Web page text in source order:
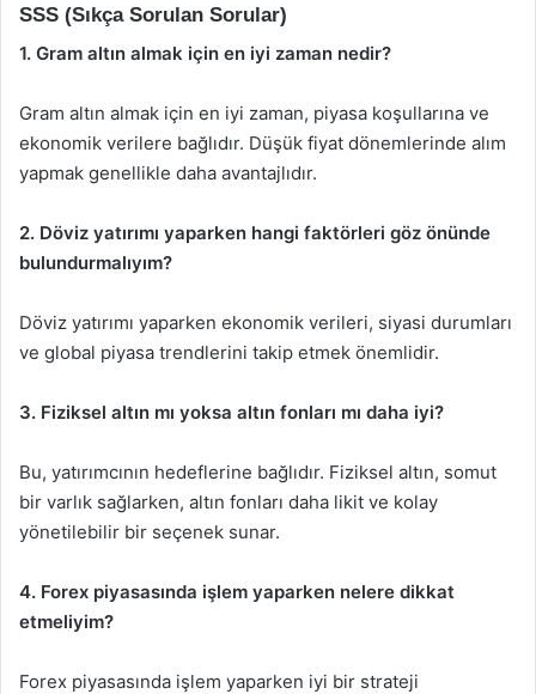
SSS (Sıkça Sorulan Sorular)
1. Gram altın almak için en iyi zaman nedir?
Gram altın almak için en iyi zaman, piyasa koşullarına ve
ekonomik verilere bağlıdır. Düşük fiyat dönemlerinde alım
yapmak genellikle daha avantajlıdır.
2. Döviz yatırımı yaparken hangi faktörleri göz önünde
bulundurmalıyım?
Döviz yatırımı yaparken ekonomik verileri, siyasi durumları
ve global piyasa trendlerini takip etmek önemlidir.
3. Fiziksel altın mı yoksa altın fonları mı daha iyi?
Bu, yatırımcının hedeflerine bağlıdır. Fiziksel altın, somut
bir varlık sağlarken, altın fonları daha likit ve kolay
yönetilebilir bir seçenek sunar.
4. Forex piyasasında işlem yaparken nelere dikkat
etmeliyim?
Forex piyasasında işlem yaparken iyi bir strateji